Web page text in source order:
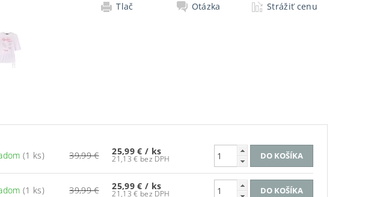
Tlač
Otázka Strážiť cenu
(1 ks) 39,99 € 25,99 € / ks
21,13 € bez DPH
(1 ks) 39,99 € 25,99 € / ks
21,13 € bez DPH